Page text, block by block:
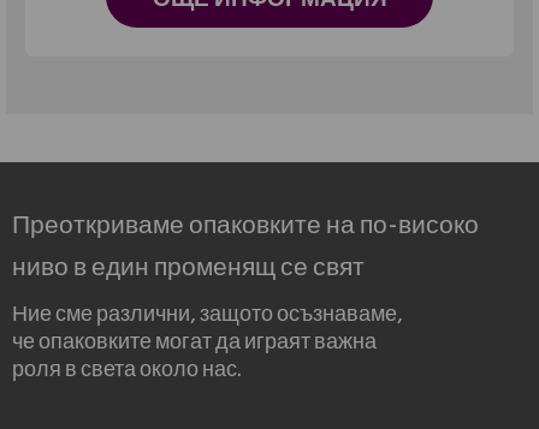
Преоткриваме опаковките на по-високо
ниво в един променящ се свят
Ние сме различни, защото осъзнаваме,
че опаковките могат да играят важна
роля в света около нас.